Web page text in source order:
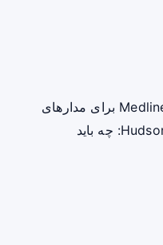
اطلاعیه بازخوانی سراسری Medline برای مدارهای
گرم‌کننده تنفسی نوزاد Hudson RCI: چه باید